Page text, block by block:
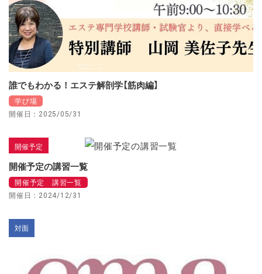
誰でもわかる！エステ解剖学【筋肉編】
学び場
開催日：2025/05/31
開催予定
開催予定の講習一覧
開催予定 講習一覧
開催日：2024/12/31
対面